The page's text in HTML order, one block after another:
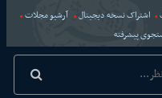
اشتراک نسخه دیجیتال
آرشیو مجلات
پیشرفته